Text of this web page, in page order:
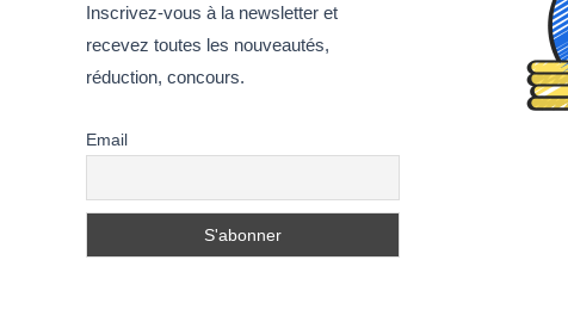
Inscrivez-vous à la newsletter et
recevez toutes les nouveautés,
réduction, concours.
Email